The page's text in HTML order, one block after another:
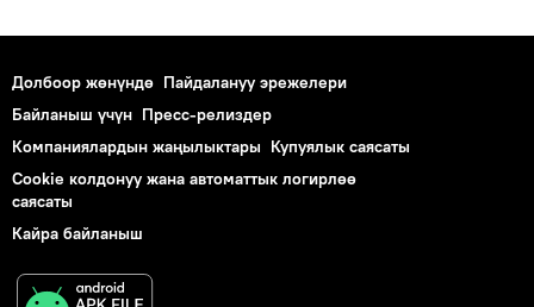
Долбоор жөнүндө Пайдалануу эрежелери
Байланыш үчүн Пресс-релиздер
Компаниялардын жаңылыктары Купуялык саясаты
Cookie колдонуу жана автоматтык логирлөө
саясаты
Кайра байланыш